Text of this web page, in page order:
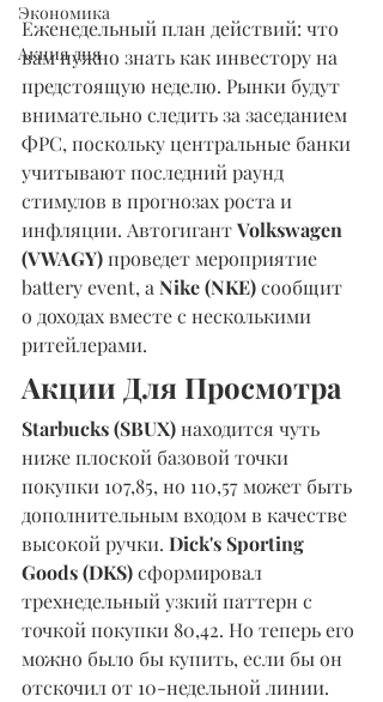
Экономика
Акция дня
Еженедельный план действий: что
вам нужно знать как инвестору на
предстоящую неделю. Рынки будут
внимательно следить за заседанием
ФРС, поскольку центральные банки
учитывают последний раунд
стимулов в прогнозах роста и
инфляции. Автогигант Volkswagen
(VWAGY) проведет мероприятие
battery event, а Nike (NKE) сообщит
о доходах вместе с несколькими
ритейлерами.
Акции Для Просмотра
Starbucks (SBUX) находится чуть
ниже плоской базовой точки
покупки 107,85, но 110,57 может быть
дополнительным входом в качестве
высокой ручки. Dick's Sporting
Goods (DKS) сформировал
трехнедельный узкий паттерн с
точкой покупки 80,42. Но теперь его
можно было бы купить, если бы он
отскочил от 10-недельной линии.